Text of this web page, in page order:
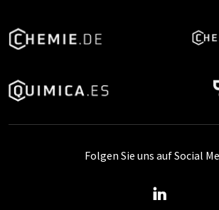
Folgen Sie uns auf Social